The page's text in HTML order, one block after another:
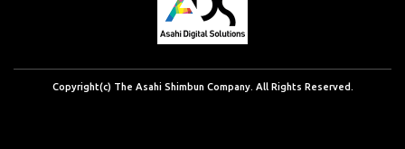
Copyright(c) The Asahi Shimbun Company. All Rights Reserved.